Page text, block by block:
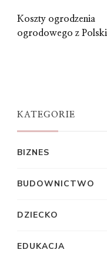
Koszty ogrodzenia
ogrodowego z Polski
KATEGORIE
BIZNES
BUDOWNICTWO
DZIECKO
EDUKACJA